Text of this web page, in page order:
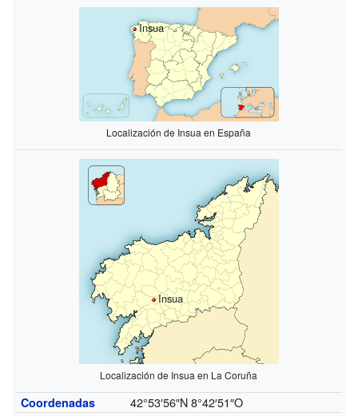
Insua
Localización de Insua en España
Insua
Localización de Insua en La Coruña
Coordenadas 42°53′56″N 8°42′51″O